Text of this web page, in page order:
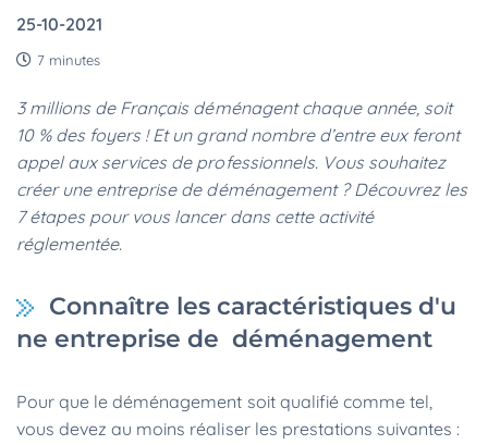
25-10-2021
7 minutes
3 millions de Français déménagent chaque année, soit
10 % des foyers ! Et un grand nombre d’entre eux feront
appel aux services de professionnels. Vous souhaitez
créer une entreprise de déménagement ? Découvrez les
7 étapes pour vous lancer dans cette activité
réglementée.
Connaître les caractéristiques d'u
ne entreprise de déménagement
Pour que le déménagement soit qualifié comme tel,
vous devez au moins réaliser les prestations suivantes :